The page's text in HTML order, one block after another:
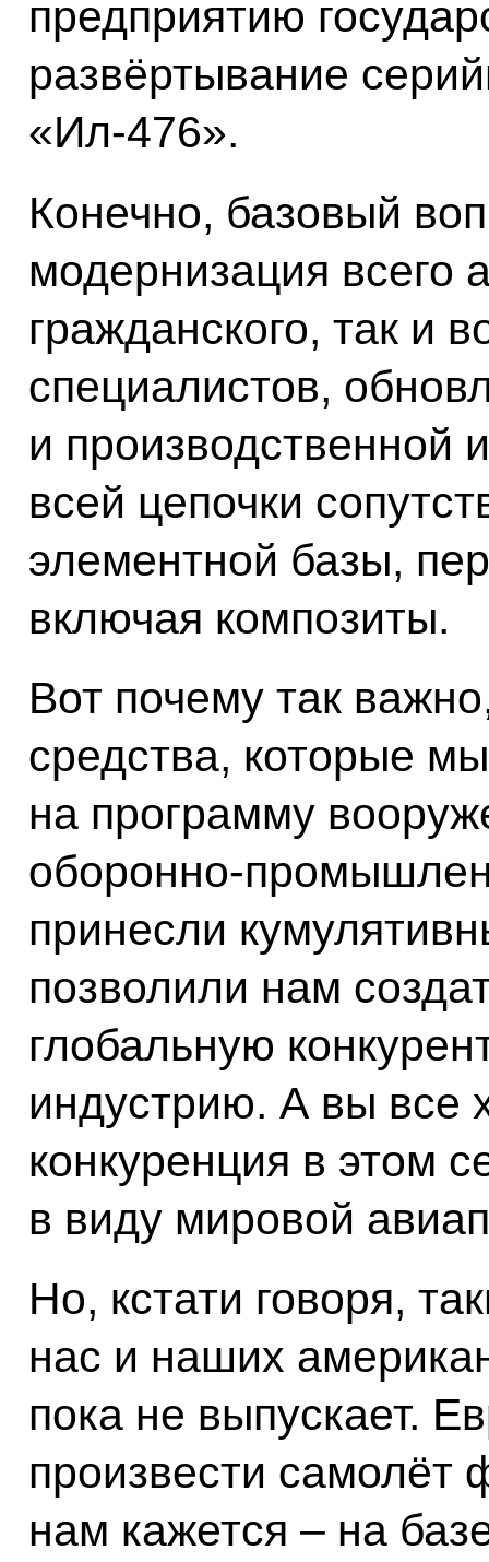
предприятию
развёртывание
«Ил-476».
Конечно, базовый
модернизация всего
гражданского, так и
специалистов,
и производственной
всей цепочки
элементной базы,
включая композиты.
Вот почему так
средства, которые
на программу
оборонно-
принесли
позволили нам
глобальную
индустрию. А вы все
конкуренция в этом
в виду мировой
Но, кстати говоря,
нас и наших
пока не выпускает.
произвести самолёт
нам кажется – на